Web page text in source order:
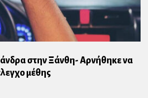
στην Ξάνθη- Αρνήθηκε να
μέθης